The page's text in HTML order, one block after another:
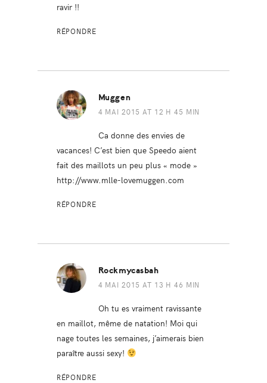
ravir !!
RÉPONDRE
Muggen
4 MAI 2015 AT 12 H 45 MIN
Ca donne des envies de
vacances! C’est bien que Speedo aient
fait des maillots un peu plus « mode »
http://www.mlle-lovemuggen.com
RÉPONDRE
Rockmycasbah
4 MAI 2015 AT 13 H 46 MIN
Oh tu es vraiment ravissante
en maillot, même de natation! Moi qui
nage toutes les semaines, j’aimerais bien
paraître aussi sexy!
RÉPONDRE